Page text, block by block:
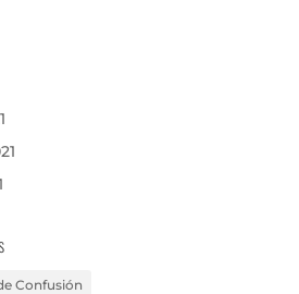
Confusión